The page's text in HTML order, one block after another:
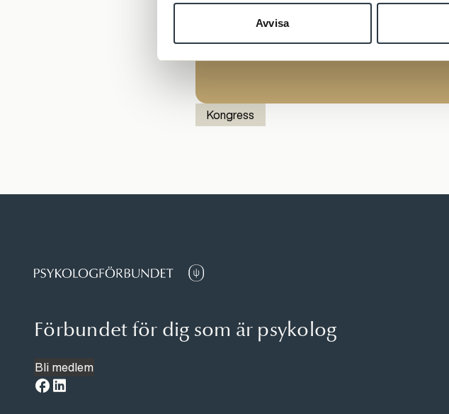
Avvisa
Kongressen hanterar inkomna motioner.
Kongress
Förbundet för dig som är psykolog
Bli medlem